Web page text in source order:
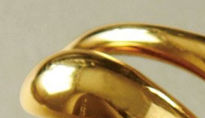
ジュニア・ティーンズ下着
メンズファッション
メンズ下着
家電
キッチン・雑貨・日用品
寝具・インテリア・家具
寝具・インテリア・家具通販すべて
家具・収納
美容・健康
美容・健康通販すべて
制服・スクール
キッチン・雑貨・日用品
家具・収納
寝具・ベッド
美容・健康通販すべて
美容・健康・サプリメント
制服・スクール
制服・スクールすべて
大きいサイズ